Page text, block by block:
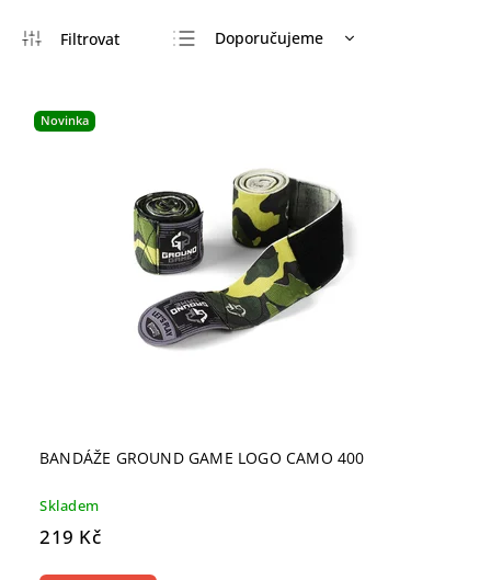
Doporučujeme
Abecedně
Novinka
BANDÁŽE GROUND GAME LOGO CAMO 400
Skladem
219 Kč